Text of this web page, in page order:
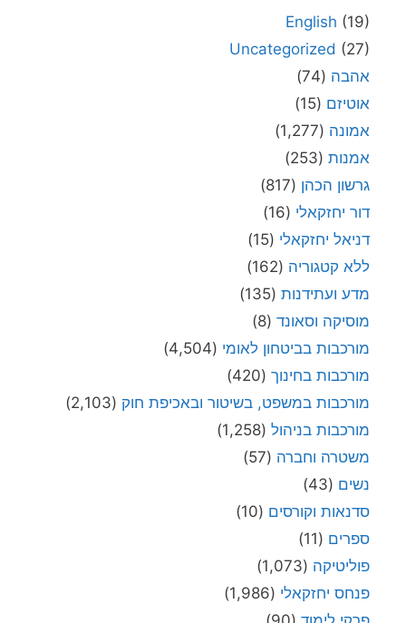
English (19)
Uncategorized (27)
אהבה (74)
אוטיזם (15)
אמונה (1,277)
אמנות (253)
גרשון הכהן (817)
דור יחזקאלי (16)
דניאל יחזקאלי (15)
ללא קטגוריה (162)
מדע ועתידנות (135)
מוסיקה וסאונד (8)
מורכבות בביטחון לאומי (4,504)
מורכבות בחינוך (420)
מורכבות במשפט, בשיטור ובאכיפת חוק (2,103)
מורכבות בניהול (1,258)
משטרה וחברה (57)
נשים (43)
סדנאות וקורסים (10)
ספרים (11)
פוליטיקה (1,073)
פנחס יחזקאלי (1,986)